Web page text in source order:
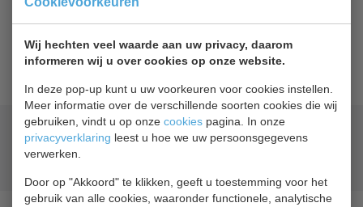
Wij hechten veel waarde aan uw privacy, daarom
informeren wij u over cookies op onze website.
In deze pop-up kunt u uw voorkeuren voor cookies instellen.
Meer informatie over de verschillende soorten cookies die wij
gebruiken, vindt u op onze cookies pagina. In onze
privacyverklaring leest u hoe we uw persoonsgegevens
verwerken.
Door op "Akkoord" te klikken, geeft u toestemming voor het
gebruik van alle cookies, waaronder functionele, analytische
Bij het transport van FKv(sl) modellen zorgt de robuuste
beschermbeugel voor extra bescherming van de
condensor en onderzijde van het apparaat.
Geld terug prijsgarantie
Lage prijzen hoge service